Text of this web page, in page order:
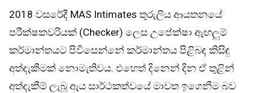
2018 වසරේදී MAS Intimates තුරුලිය ආයතනයේ
පරීක්ෂකවරියක් (Checker) ලෙස උපේක්ෂා ඇඟලුම්
කර්මාන්තයට පිවිසෙන්නේ කර්මාන්තය පිළිබඳ කිසිඳු
අත්දැකීමක් නොමැතිවය. එහෙත් දිනෙන් දින ඒ තුළින්
අත්දැකීම් ලැබූ ඇය සාර්ථකත්වයේ මාවත ඉගෙනීම බව